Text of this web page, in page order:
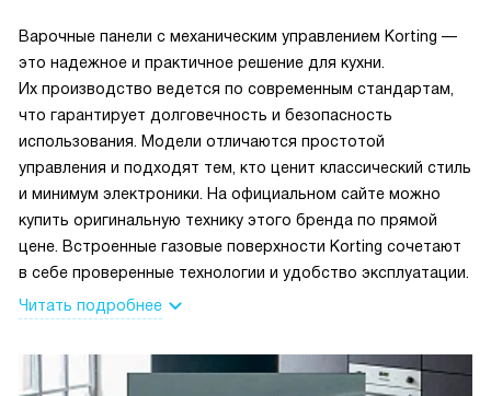
Варочные панели с механическим управлением Korting —
это надежное и практичное решение для кухни.
Их производство ведется по современным стандартам,
что гарантирует долговечность и безопасность
использования. Модели отличаются простотой
управления и подходят тем, кто ценит классический стиль
и минимум электроники. На официальном сайте можно
купить оригинальную технику этого бренда по прямой
цене. Встроенные газовые поверхности Korting сочетают
в себе проверенные технологии и удобство эксплуатации.
Читать подробнее